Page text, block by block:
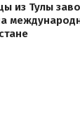
из Тулы